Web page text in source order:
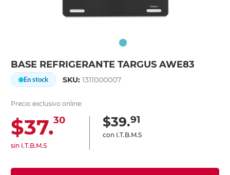
BASE REFRIGERANTE TARGUS AWE83
En stock SKU:1311000007
Precio exclusivo online:
$37.30
sin I.T.B.M.S
$39.91
con I.T.B.M.S